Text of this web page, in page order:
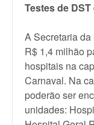
Testes de
A Secretaria
R$ 1,4 milhão
hospitais na
Carnaval. Na
poderão ser
unidades: